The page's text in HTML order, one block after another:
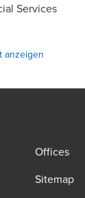
Services
anzeigen
Offices
Sitemap